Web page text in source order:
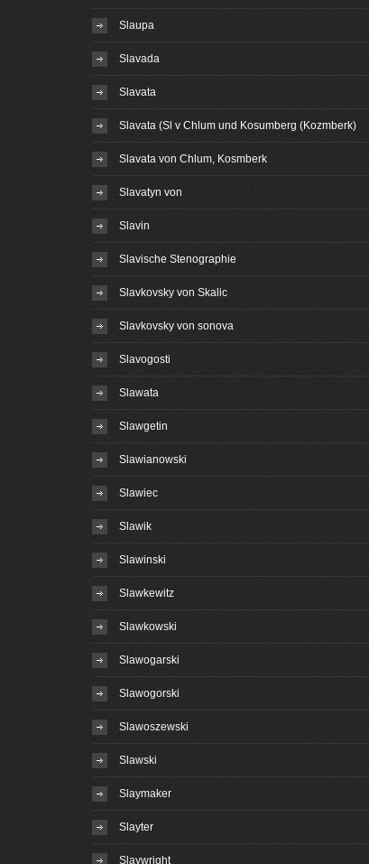
Slaupa
Slavada
Slavata
Slavata (Sl v Chlum und Kosumberg (Kozmberk)
Slavata von Chlum, Kosmberk
Slavatyn von
Slavin
Slavische Stenographie
Slavkovsky von Skalic
Slavkovsky von sonova
Slavogosti
Slawata
Slawgetin
Slawianowski
Slawiec
Slawik
Slawinski
Slawkewitz
Slawkowski
Slawogarski
Slawogorski
Slawoszewski
Slawski
Slaymaker
Slayter
Slaywright